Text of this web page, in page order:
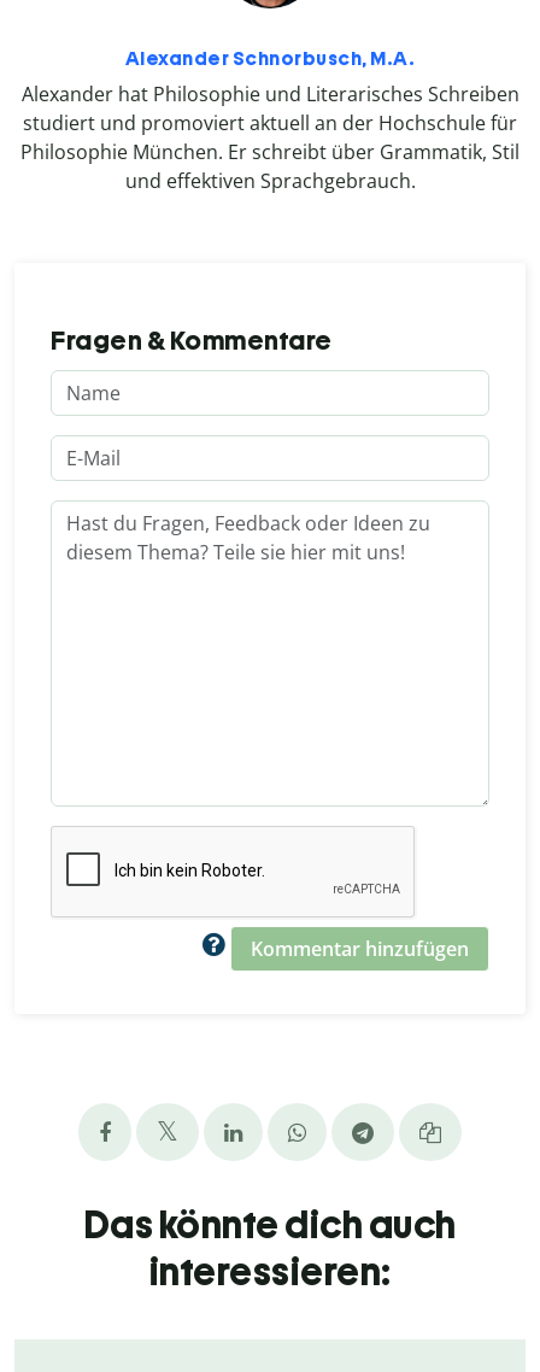
Alexander Schnorbusch, M.A.
Alexander hat Philosophie und Literarisches Schreiben
studiert und promoviert aktuell an der Hochschule für
Philosophie München. Er schreibt über Grammatik, Stil
und effektiven Sprachgebrauch.
Fragen & Kommentare
Kommentar hinzufügen
Das könnte dich auch
interessieren: